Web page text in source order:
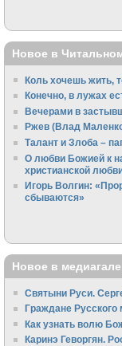
Новое в
Коль хочешь жить,
Конечно, в лужах
Вечерами в
Ржев (Влад
Талант и Злоба –
О любви Божией к
христианской
Игорь Волгин:
сбываются»
Новое в
Святыни Руси.
Граждане
Как узнать волю
Каринэ Геворгян.